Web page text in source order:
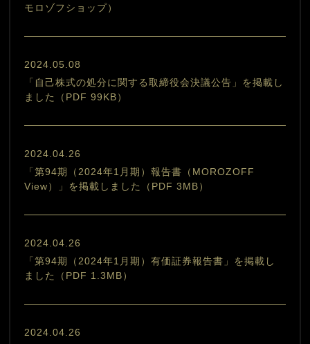
モロゾフショップ）
2024.05.08
「自己株式の処分に関する取締役会決議公告」を掲載し
ました（PDF 99KB）
2024.04.26
「第94期（2024年1月期）報告書（MOROZOFF
View）」を掲載しました（PDF 3MB）
2024.04.26
「第94期（2024年1月期）有価証券報告書」を掲載し
ました（PDF 1.3MB）
2024.04.26